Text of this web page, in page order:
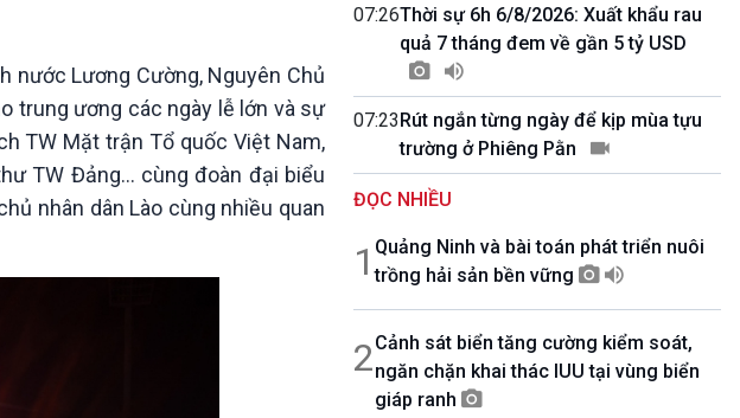
10 phút Sự kiện - Luận bàn
Câu chuyện thời sự
Đối thoại
Diễn đàn chủ nhật
Chuyện đêm
nước Lương Cường, Nguyên Chủ
trung ương các ngày lễ lớn và sự
TW Mặt trận Tổ quốc Việt Nam,
TW Đảng… cùng đoàn đại biểu
nhân dân Lào cùng nhiều quan
07:26Thời sự 6h 6/8/2026: Xuất khẩu rau
quả 7 tháng đem về gần 5 tỷ USD
07:23Rút ngắn từng ngày để kịp mùa tựu
trường ở Phiêng Pằn
ĐỌC NHIỀU
1Quảng Ninh và bài toán phát triển nuôi
trồng hải sản bền vững
2Cảnh sát biển tăng cường kiểm soát,
ngăn chặn khai thác IUU tại vùng biển
giáp ranh